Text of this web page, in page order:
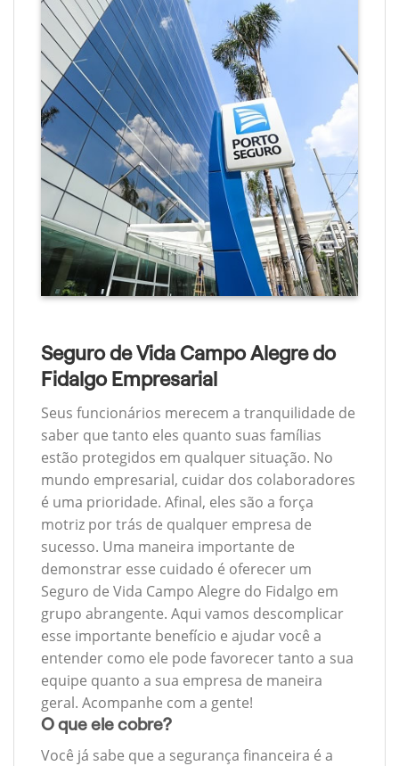
Seguro de Vida Campo Alegre do
Fidalgo Empresarial
Seus funcionários merecem a tranquilidade de
saber que tanto eles quanto suas famílias
estão protegidos em qualquer situação. No
mundo empresarial, cuidar dos colaboradores
é uma prioridade. Afinal, eles são a força
motriz por trás de qualquer empresa de
sucesso. Uma maneira importante de
demonstrar esse cuidado é oferecer um
Seguro de Vida Campo Alegre do Fidalgo em
grupo abrangente. Aqui vamos descomplicar
esse importante benefício e ajudar você a
entender como ele pode favorecer tanto a sua
equipe quanto a sua empresa de maneira
geral. Acompanhe com a gente!
O que ele cobre?
Você já sabe que a segurança financeira é a